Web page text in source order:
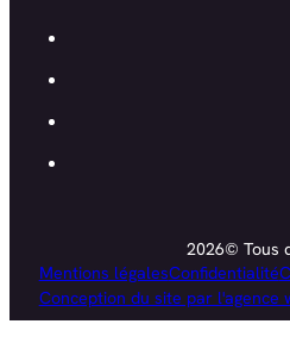
2026© Tous
Mentions légalesConfidentialité
Conception du site par l'agence